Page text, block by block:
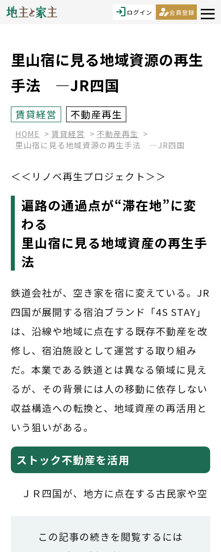
loginログイン person_edit会員登録
里山宿に見る地域資源の再生
手法 ―JR四国
賃貸経営 不動産再生
HOME 賃貸経営
不動産再生
里山宿に見る地域資源の再生手法 ―JR四国
＜＜リノベ再生プロジェクト＞＞
遍路の通過点が“滞在地”に変
わる
里山宿に見る地域資産の再生手
法
鉄道会社が、空き家を宿に変えている。JR
四国が展開する宿泊ブランド「4S STAY」
は、沿線や地域に点在する既存不動産を改
修し、宿泊施設として運営する取り組み
だ。本業である鉄道とは異なる領域に見え
るが、その背景には人の移動に依存しない
収益構造への転換と、地域資産の再活用と
いう狙いがある。
ストック不動産を活用
ＪＲ四国が、地方に点在する古民家や空
り組みを進めている。対象は新築ではな
この記事の続きを閲覧するには